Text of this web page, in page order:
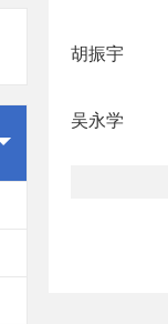
胡振宇
吴永学